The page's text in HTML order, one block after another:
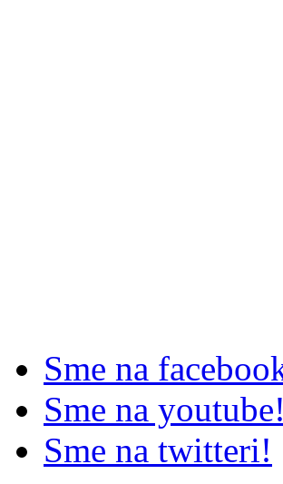
Sme na
Sme na youtube!
Sme na twitteri!